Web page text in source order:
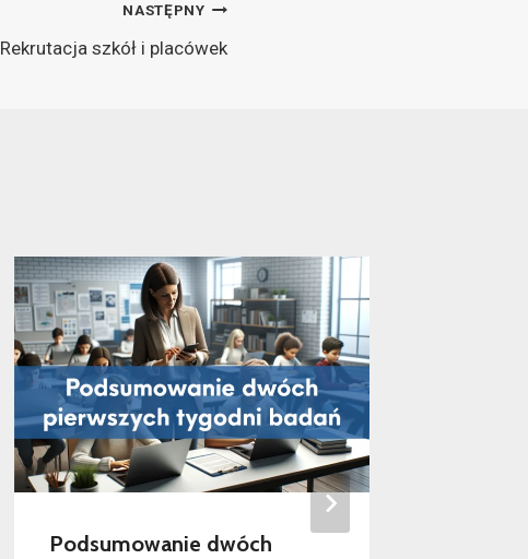
NASTĘPNY
Rekrutacja szkół i placówek
Podsumowanie dwóch